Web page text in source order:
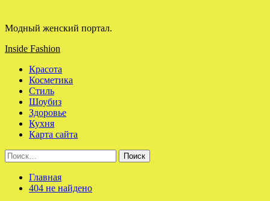
Модный женский портал.
Основное
Inside Fashion
Красота
Косметика
Стиль
Шоубиз
Здоровье
Кухня
Карта сайта
Найти:
Главная
404 не найдено